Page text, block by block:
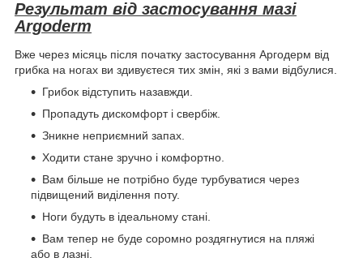
Результат від застосування мазі
Argoderm
Вже через місяць після початку застосування Аргодерм від
грибка на ногах ви здивуєтеся тих змін, які з вами відбулися.
Грибок відступить назавжди.
Пропадуть дискомфорт і свербіж.
Зникне неприємний запах.
Ходити стане зручно і комфортно.
Вам більше не потрібно буде турбуватися через
підвищений виділення поту.
Ноги будуть в ідеальному стані.
Вам тепер не буде соромно роздягнутися на пляжі
або в лазні.